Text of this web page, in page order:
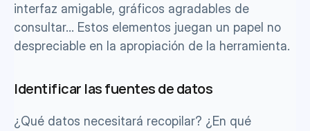
interfaz amigable, gráficos agradables de
consultar... Estos elementos juegan un papel no
despreciable en la apropiación de la herramienta.
Identificar las fuentes de datos
¿Qué datos necesitará recopilar? ¿En qué